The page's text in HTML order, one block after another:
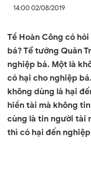
14:00 02/08/2019
Tề Hoàn Công có
bá?Tể tướng Quản
nghiệp bá. Một là
có hại cho nghiệp bá.
không dùng là hại
hiền tài mà không
cùng là tin người tài
thì có hại đến